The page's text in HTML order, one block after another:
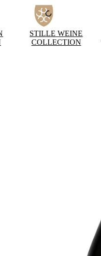
STILLE WEINE
COLLECTION